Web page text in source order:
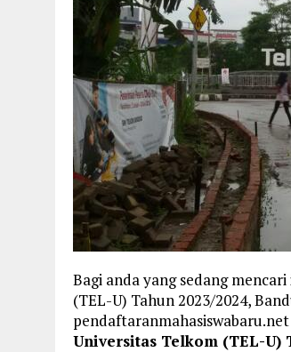
Bagi anda yang sedang
(TEL-U) Tahun 2023/2024,
Universitas Telkom (TEL-U)